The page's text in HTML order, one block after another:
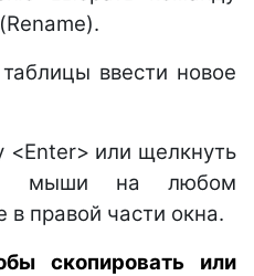
(Rename).
ввести новое
<Enter> или щелкнуть
мыши на любом
в правой части окна.
или